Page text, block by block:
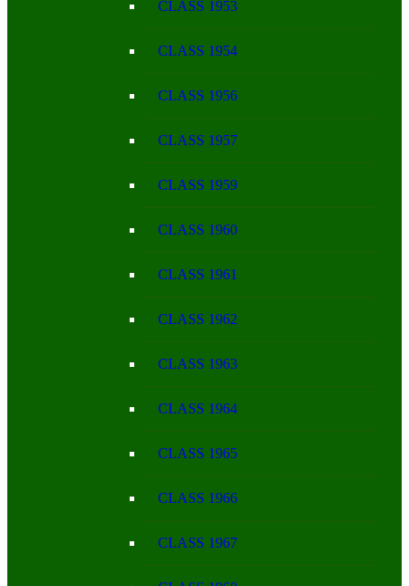
CLASS 1953
CLASS 1954
CLASS 1956
CLASS 1957
CLASS 1959
CLASS 1960
CLASS 1961
CLASS 1962
CLASS 1963
CLASS 1964
CLASS 1965
CLASS 1966
CLASS 1967